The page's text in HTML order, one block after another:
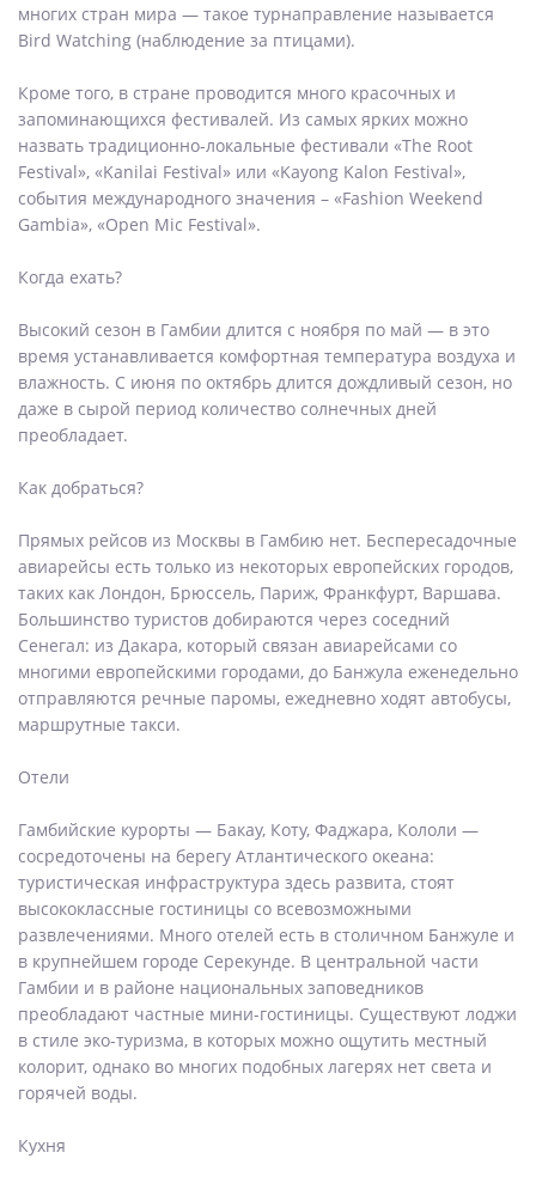
многих стран мира — такое турнаправление называется
Bird Watching (наблюдение за птицами).
Кроме того, в стране проводится много красочных и
запоминающихся фестивалей. Из самых ярких можно
назвать традиционно-локальные фестивали «The Root
Festival», «Kanilai Festival» или «Kayong Kalon Festival»,
события международного значения – «Fashion Weekend
Gambia», «Open Mic Festival».
Когда ехать?
Высокий сезон в Гамбии длится с ноября по май — в это
время устанавливается комфортная температура воздуха и
влажность. С июня по октябрь длится дождливый сезон, но
даже в сырой период количество солнечных дней
преобладает.
Как добраться?
Прямых рейсов из Москвы в Гамбию нет. Беспересадочные
авиарейсы есть только из некоторых европейских городов,
таких как Лондон, Брюссель, Париж, Франкфурт, Варшава.
Большинство туристов добираются через соседний
Сенегал: из Дакара, который связан авиарейсами со
многими европейскими городами, до Банжула еженедельно
отправляются речные паромы, ежедневно ходят автобусы,
маршрутные такси.
Отели
Гамбийские курорты — Бакау, Коту, Фаджара, Кололи —
сосредоточены на берегу Атлантического океана:
туристическая инфраструктура здесь развита, стоят
высококлассные гостиницы со всевозможными
развлечениями. Много отелей есть в столичном Банжуле и
в крупнейшем городе Серекунде. В центральной части
Гамбии и в районе национальных заповедников
преобладают частные мини-гостиницы. Существуют лоджи
в стиле эко-туризма, в которых можно ощутить местный
колорит, однако во многих подобных лагерях нет света и
горячей воды.
Кухня